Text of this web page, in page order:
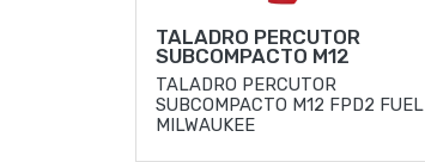
TALADRO PERCUTOR
SUBCOMPACTO M12
TALADRO PERCUTOR
SUBCOMPACTO M12 FPD2 FUEL
MILWAUKEE